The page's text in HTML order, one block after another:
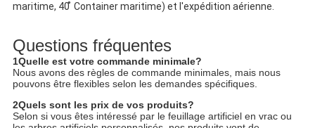
maritime, 40 ̊ Container maritime) et l'expédition aérienne.
Questions fréquentes
1Quelle est votre commande minimale?
Nous avons des règles de commande minimales, mais nous
pouvons être flexibles selon les demandes spécifiques.
2Quels sont les prix de vos produits?
Selon si vous êtes intéressé par le feuillage artificiel en vrac ou